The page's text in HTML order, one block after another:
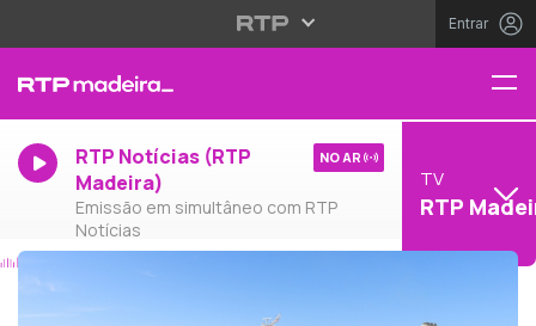
Entrar
RTP Notícias (RTP
Madeira)
Emissão em simultâneo com RTP
Notícias
NO AR
TV
RTP